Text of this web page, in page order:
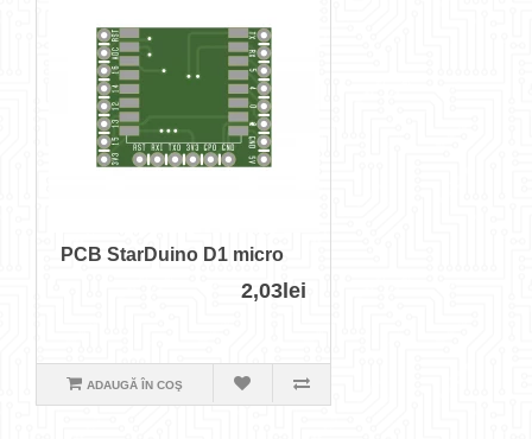
PCB StarDuino D1 micro
2,03lei
ADAUGĂ ÎN COŞ